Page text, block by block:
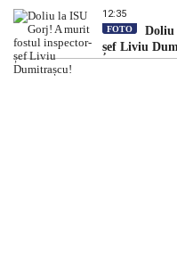
12:35
FOTO
Doliu
șef Liviu